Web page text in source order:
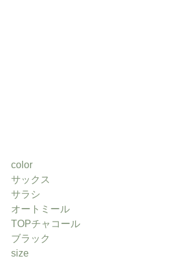
color
サックス
サラシ
オートミール
TOPチャコール
ブラック
size